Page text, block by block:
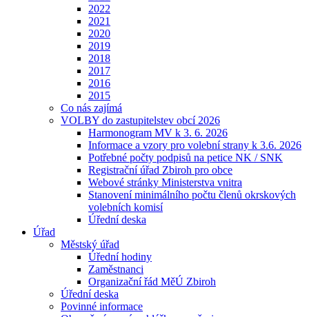
2022
2021
2020
2019
2018
2017
2016
2015
Co nás zajímá
VOLBY do zastupitelstev obcí 2026
Harmonogram MV k 3. 6. 2026
Informace a vzory pro volební strany k 3.6. 2026
Potřebné počty podpisů na petice NK / SNK
Registrační úřad Zbiroh pro obce
Webové stránky Ministerstva vnitra
Stanovení minimálního počtu členů okrskových
volebních komisí
Úřední deska
Úřad
Městský úřad
Úřední hodiny
Zaměstnanci
Organizační řád MěÚ Zbiroh
Úřední deska
Povinné informace